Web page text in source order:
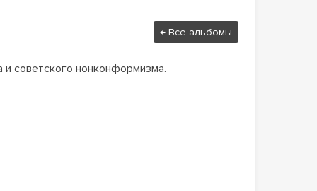
← Все альбомы
советского нонконформизма.